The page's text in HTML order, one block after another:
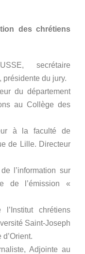
des chrétiens
secrétaire
présidente du jury.
du département
au Collège des
à la faculté de
de Lille. Directeur
l’information sur
de l’émission «
chrétiens
Saint-Joseph
Adjointe au